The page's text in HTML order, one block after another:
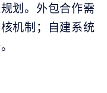
划。外包合作需
机制；自建系统